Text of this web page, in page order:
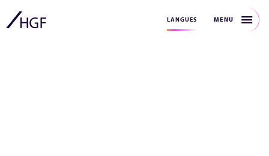
LANGUES MENU